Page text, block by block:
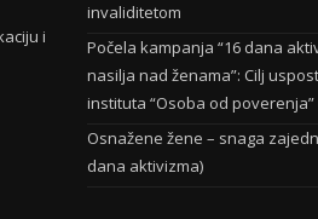
i
invaliditetom
Počela kampanja “16 dana
nasilja nad ženama”: Cilj
instituta “Osoba od poverenja”
Osnažene žene – snaga
dana aktivizma)